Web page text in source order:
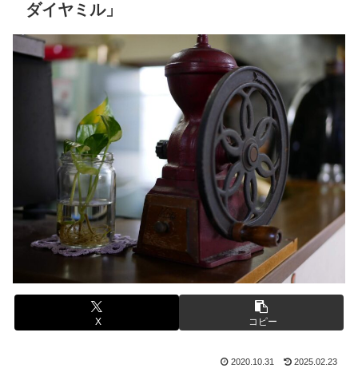
ダイヤミル」
X コピー
2020.10.31 2025.02.23